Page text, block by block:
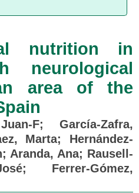
nutrition in
neurological
area of the
F; García-Zafra,
Marta; Hernández-
; Aranda, Ana; Rausell-
; Ferrer-Gómez,